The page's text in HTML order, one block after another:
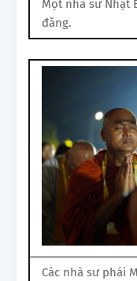
Một nhà sư Nhật
đăng.
Các nhà sư phái